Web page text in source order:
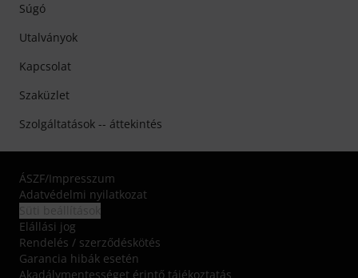
Súgó
Utalványok
Kapcsolat
Szaküzlet
Szolgáltatások -- áttekintés
ÁSZF/Impresszum
Adatvédelmi nyilatkozat
Elállási jog
Rendelés / szerződéskötés
Garancia hibák esetén
Akadálymentességet érintő tájékoztatás